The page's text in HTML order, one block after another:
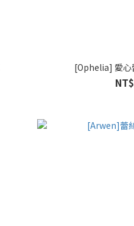
[Ophelia] 愛心